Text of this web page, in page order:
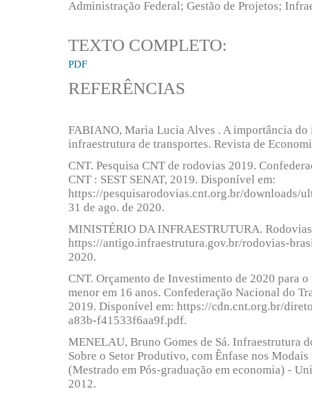
Administração Federal; Gestão de Projetos;
TEXTO COMPLETO:
PDF
REFERÊNCIAS
FABIANO, Maria Lucia Alves . A importância do
infraestrutura de transportes. Revista de
CNT. Pesquisa CNT de rodovias 2019.
CNT : SEST SENAT, 2019. Disponível em:
https://pesquisarodovias.cnt.org.br/downloads/
31 de ago. de 2020.
MINISTÉRIO DA INFRAESTRUTURA.
https://antigo.infraestrutura.gov.br/rodovias-
2020.
CNT. Orçamento de Investimento de 2020 para
menor em 16 anos. Confederação Nacional do
2019. Disponível em: https://cdn.cnt.org.br/
a83b-f41533f6aa9f.pdf.
MENELAU, Bruno Gomes de Sá. Infraestrutura
Sobre o Setor Produtivo, com Ênfase nos
(Mestrado em Pós-graduação em economia) -
2012.